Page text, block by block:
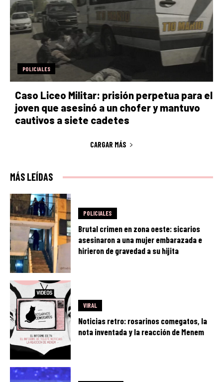
POLICIALES
Caso Liceo Militar: prisión perpetua para el
joven que asesinó a un chofer y mantuvo
cautivos a siete cadetes
CARGAR MÁS
MÁS LEÍDAS
POLICIALES
Brutal crimen en zona oeste: sicarios
asesinaron a una mujer embarazada e
hirieron de gravedad a su hijita
VIRAL
Noticias retro: rosarinos comegatos, la
nota inventada y la reacción de Menem